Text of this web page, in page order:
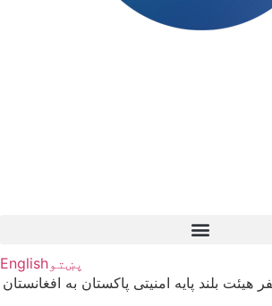
پښتوEnglish
هیئت بلند پایه امنیتی پاکستان به افغانستان